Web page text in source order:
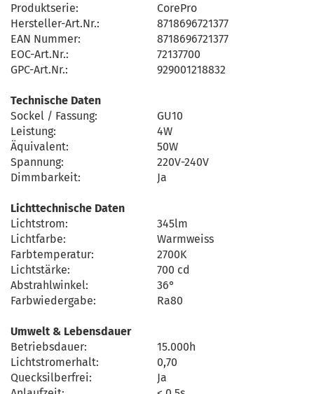
Produktserie:
CorePro
Hersteller-Art.Nr.:
8718696721377
EAN Nummer:
8718696721377
EOC-Art.Nr.:
72137700
GPC-Art.Nr.:
929001218832
Technische Daten
Sockel / Fassung:
GU10
Leistung:
4W
Äquivalent:
50W
Spannung:
220V-240V
Dimmbarkeit:
Ja
Lichttechnische Daten
Lichtstrom:
345lm
Lichtfarbe:
Warmweiss
Farbtemperatur:
2700K
Lichtstärke:
700 cd
Abstrahlwinkel:
36°
Farbwiedergabe:
Ra80
Umwelt & Lebensdauer
Betriebsdauer:
15.000h
Lichtstromerhalt:
0,70
Quecksilberfrei:
Ja